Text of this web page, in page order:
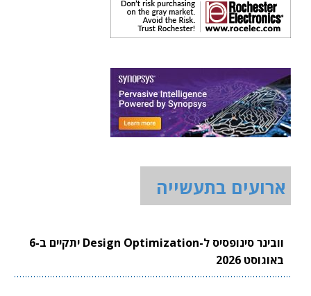
ארועים בתעשייה
וובינר סינופסיס ל-Design Optimization יתקיים ב-6
באוגוסט 2026